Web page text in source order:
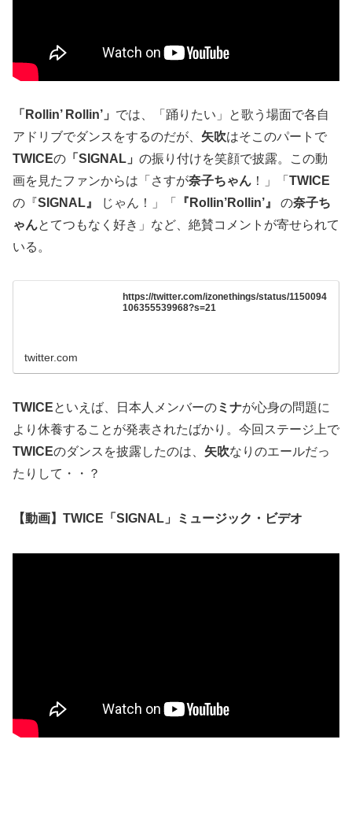
「Rollin’ Rollin’」 では、「踊りたい」と歌う場面で各自
アドリブでダンスをするのだが、 矢吹はそこのパートで
TWICEの 「SIGNAL」 の振り付けを笑顔で披露。この動
画を見たファンからは「さすが奈子ちゃん ！」「 TWICE
の『SIGNAL』 じゃん！」「 『Rollin’Rollin’』 の奈子ち
ゃんとてつもなく好き」など、絶賛コメントが寄せられて
いる。
https://twitter.com/izonethings/status/1150094
106355539968?s=21
twitter.com
TWICEといえば、日本人メンバーのミナが心身の問題に
より休養することが発表されたばかり。今回ステージ上で
TWICEのダンスを披露したのは、 矢吹なりのエールだっ
たりして・・？
【動画】TWICE「SIGNAL」ミュージック・ビデオ